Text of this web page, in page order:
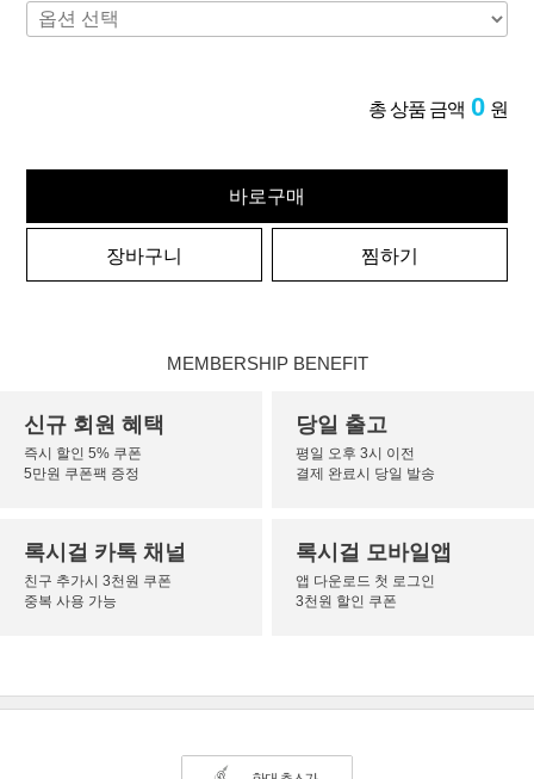
총 상품 금액 0 원
바로구매
장바구니 찜하기
MEMBERSHIP BENEFIT
신규 회원 혜택
즉시 할인 5% 쿠폰
5만원 쿠폰팩 증정
당일 출고
평일 오후 3시 이전
결제 완료시 당일 발송
록시걸 카톡 채널
친구 추가시 3천원 쿠폰
중복 사용 가능
록시걸 모바일앱
앱 다운로드 첫 로그인
3천원 할인 쿠폰